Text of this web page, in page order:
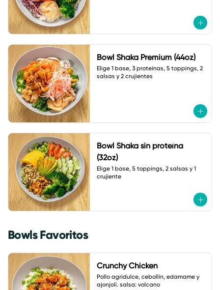
Bowl Shaka Premium (44oz)
Elige 1 base, 3 proteínas, 5 toppings, 2
salsas y 2 crujientes
Bowl Shaka sin proteína
(32oz)
Elige 1 base, 5 toppings, 2 salsas y 1
crujiente
Bowls Favoritos
Crunchy Chicken
Pollo agridulce, cebollín, edamame y
ajonjolí. salsa: volcano